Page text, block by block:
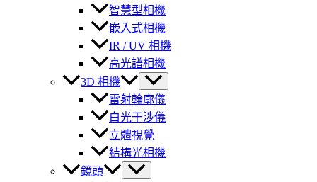
智慧型相機
嵌入式相機
IR / UV 相機
高光譜相機
3D 相機
雷射輪廓儀
白光干涉儀
立體視覺
結構光相機
鏡頭